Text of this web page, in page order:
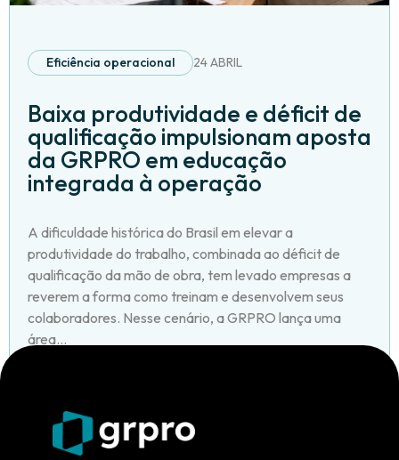
Eficiência operacional 24 ABRIL
Baixa produtividade e déficit de
qualificação impulsionam aposta
da GRPRO em educação
integrada à operação
A dificuldade histórica do Brasil em elevar a
produtividade do trabalho, combinada ao déficit de
qualificação da mão de obra, tem levado empresas a
reverem a forma como treinam e desenvolvem seus
colaboradores. Nesse cenário, a GRPRO lança uma
área...